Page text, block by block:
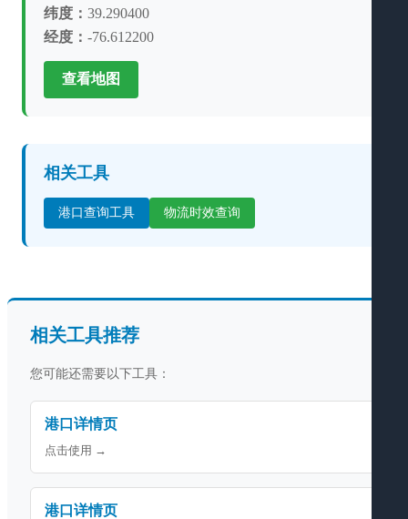
纬度： 39.290400
经度： -76.612200
查看地图
相关工具
港口查询工具 物流时效查询
相关工具推荐
您可能还需要以下工具：
港口详情页
点击使用 →
港口详情页